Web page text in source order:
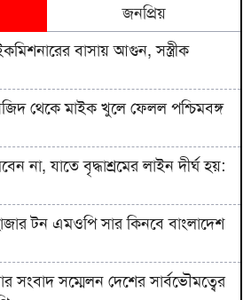
জনপ্রিয়
বাসায় আগুন, সস্ত্রীক
থেকে মাইক খুলে ফেলল পশ্চিমবঙ্গ
না, যাতে বৃদ্ধাশ্রমের লাইন দীর্ঘ হয়:
টন এমওপি সার কিনবে বাংলাদেশ
সংবাদ সম্মেলন দেশের সার্বভৌমত্বের